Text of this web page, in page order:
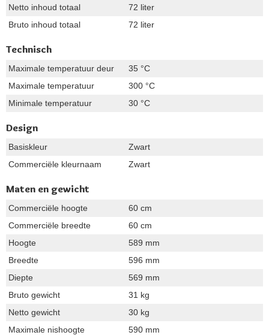
Netto inhoud totaal
72 liter
Bruto inhoud totaal
72 liter
Technisch
Maximale temperatuur deur
35 °C
Maximale temperatuur
300 °C
Minimale temperatuur
30 °C
Design
Basiskleur
Zwart
Commerciële kleurnaam
Zwart
Maten en gewicht
Commerciële hoogte
60 cm
Commerciële breedte
60 cm
Hoogte
589 mm
Breedte
596 mm
Diepte
569 mm
Bruto gewicht
31 kg
Netto gewicht
30 kg
Maximale nishoogte
590 mm